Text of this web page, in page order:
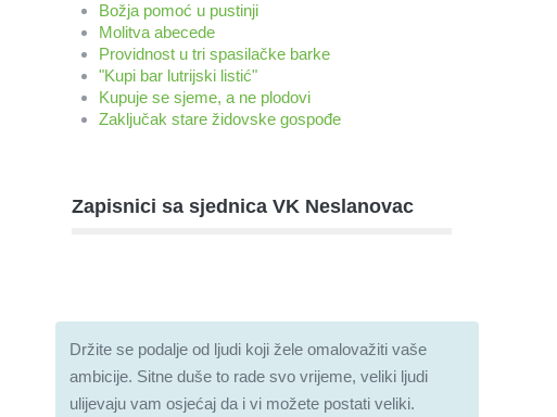
Božja pomoć u pustinji
Molitva abecede
Providnost u tri spasilačke barke
"Kupi bar lutrijski listić"
Kupuje se sjeme, a ne plodovi
Zaključak stare židovske gospođe
Zapisnici sa sjednica VK Neslanovac
Držite se podalje od ljudi koji žele omalovažiti vaše
ambicije. Sitne duše to rade svo vrijeme, veliki ljudi
ulijevaju vam osjećaj da i vi možete postati veliki.